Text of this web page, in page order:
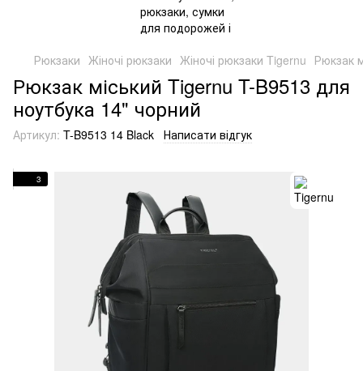
Рюкзаки Жіночі рюкзаки Жіночі рюкзаки Tigernu Рюкзак
Рюкзак міський Tigernu T-B9513 для
ноутбука 14" чорний
Артикул: T-B9513 14 Black Написати відгук
3